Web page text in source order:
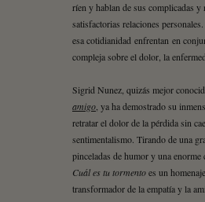
ríen y hablan de sus complicadas y
satisfactorias relaciones
esa cotidianidad enfrentan en
compleja sobre el dolor, la
Sigrid Nunez, quizás mejor
amigo , ya ha demostrado su
retratar el dolor de la pérdida sin
sentimentalismo. Tirando de una
pinceladas de humor y una enorme
Cuál es tu tormentoes un
transformador de la empatía y la